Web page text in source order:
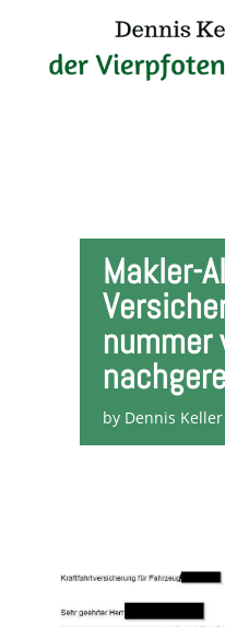
Makler-
nummer
by Dennis Keller